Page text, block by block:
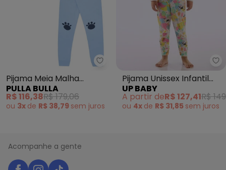
Pijama Meia Malha
(Bege)
PULLA BULLA
R$ 116,38R$ 179,06
ou 3x de R$ 38,79 sem juros
Pijama Unissex Infantil
Suedine Branco
UP BABY
A partir deR$ 127,41R$
ou 4x de R$ 31,85 sem juros
Acompanhe a gente